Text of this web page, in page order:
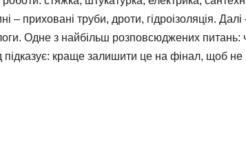
приховані труби, дроти, гідроізоляція. Далі
Одне з найбільш розповсюджених питань:
підказує: краще залишити це на фінал, щоб не